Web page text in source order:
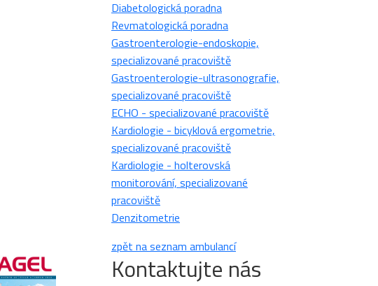
Diabetologická poradna
Revmatologická poradna
Gastroenterologie-endoskopie,
specializované pracoviště
Gastroenterologie-ultrasonografie,
specializované pracoviště
ECHO - specializované pracoviště
Kardiologie - bicyklová ergometrie,
specializované pracoviště
Kardiologie - holterovská
monitorování, specializované
pracoviště
Denzitometrie
zpět na seznam ambulancí
Kontaktujte nás